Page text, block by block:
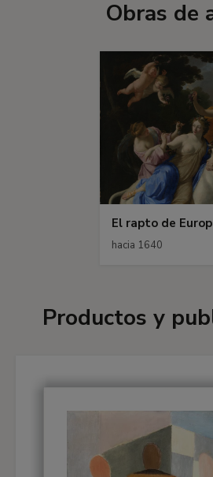
Obras de
El rapto de
hacia 1640
Productos y